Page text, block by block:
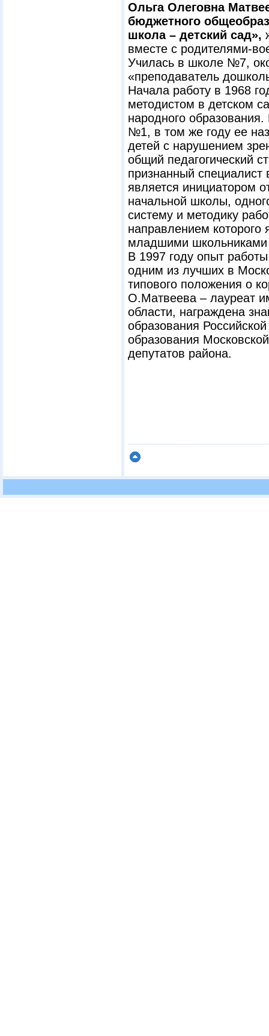
Ольга Олеговна
бюджетного
школа – детский сад»,
вместе с родителями-
Училась в школе №7,
«преподаватель
Начала работу в 1968
методистом в детском
народного
№1, в том же году ее
детей с нарушением
общий педагогический
признанный специалист
является инициатором
начальной школы,
систему и методику
направлением которого
младшими школьниками
В 1997 году опыт
одним из лучших в
типового положения о
О.Матвеева – лауреат
области, награждена
образования
образования
депутатов района.